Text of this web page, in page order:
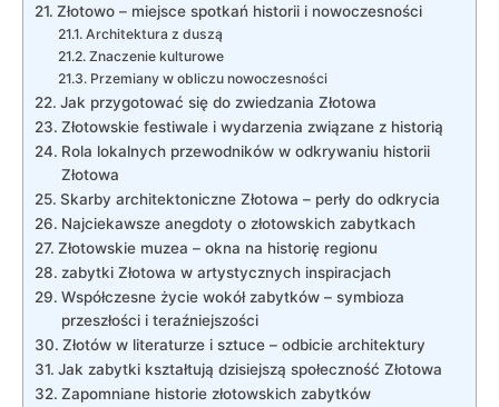
Złotowo – miejsce spotkań historii i nowoczesności
Architektura z duszą
Znaczenie kulturowe
Przemiany w obliczu nowoczesności
Jak przygotować się do zwiedzania Złotowa
Złotowskie ⁣festiwale i wydarzenia związane z ‌historią
Rola lokalnych przewodników w ⁤odkrywaniu historii
‍Złotowa
Skarby architektoniczne Złotowa ⁢– perły do odkrycia
Najciekawsze anegdoty o złotowskich zabytkach
Złotowskie muzea – okna‌ na​ historię regionu
zabytki⁢ Złotowa w artystycznych inspiracjach
Współczesne życie wokół zabytków – symbioza
przeszłości i teraźniejszości
Złotów w literaturze i sztuce⁤ – odbicie architektury
Jak ​zabytki kształtują dzisiejszą społeczność Złotowa
Zapomniane historie złotowskich zabytków